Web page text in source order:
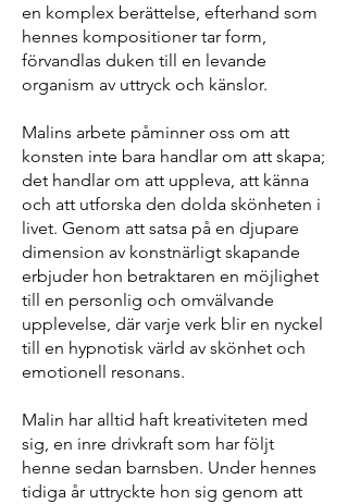
en komplex berättelse, efterhand som
hennes kompositioner tar form,
förvandlas duken till en levande
organism av uttryck och känslor.
Malins arbete påminner oss om att
konsten inte bara handlar om att skapa;
det handlar om att uppleva, att känna
och att utforska den dolda skönheten i
livet. Genom att satsa på en djupare
dimension av konstnärligt skapande
erbjuder hon betraktaren en möjlighet
till en personlig och omvälvande
upplevelse, där varje verk blir en nyckel
till en hypnotisk värld av skönhet och
emotionell resonans.
Malin har alltid haft kreativiteten med
sig, en inre drivkraft som har följt
henne sedan barnsben. Under hennes
tidiga år uttryckte hon sig genom att